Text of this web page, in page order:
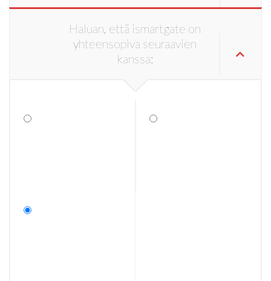
Haluan, että ismartgate on
yhteensopiva seuraavien
kanssa: